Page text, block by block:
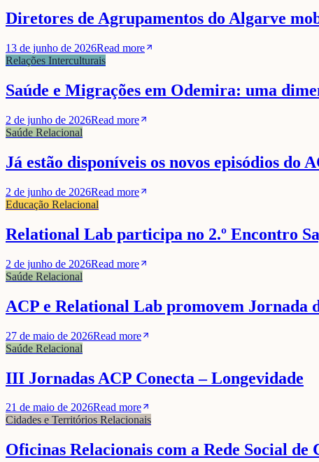
Diretores de Agrupamentos do Algarve
13 de junho de 2026Read more
Relações Interculturais
Saúde e Migrações em Odemira: uma
2 de junho de 2026Read more
Saúde Relacional
Já estão disponíveis os novos episódios do
2 de junho de 2026Read more
Educação Relacional
Relational Lab participa no 2.º Encontro
2 de junho de 2026Read more
Saúde Relacional
ACP e Relational Lab promovem Jornada
27 de maio de 2026Read more
Saúde Relacional
III Jornadas ACP Conecta – Longevidade
21 de maio de 2026Read more
Cidades e Territórios Relacionais
Oficinas Relacionais com a Rede Social de